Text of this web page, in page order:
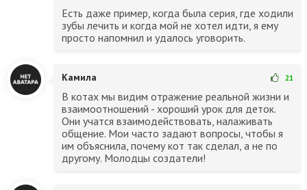
Есть даже пример, когда была серия, где ходили
зубы лечить и когда мой не хотел идти, я ему
просто напомнил и удалось уговорить.
Камила 21
В котах мы видим отражение реальной жизни и
взаимоотношений - хороший урок для деток.
Они учатся взаимодействовать, налаживать
общение. Мои часто задают вопросы, чтобы я
им объяснила, почему кот так сделал, а не по
другому. Молодцы создатели!